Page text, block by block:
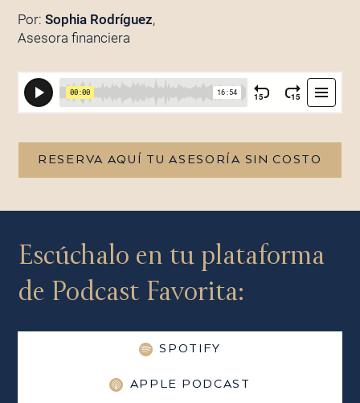
Por: Sophia Rodríguez,
Asesora financiera
RESERVA AQUÍ TU ASESORÍA SIN COSTO
Escúchalo en tu plataforma
de Podcast Favorita:
SPOTIFY
APPLE PODCAST